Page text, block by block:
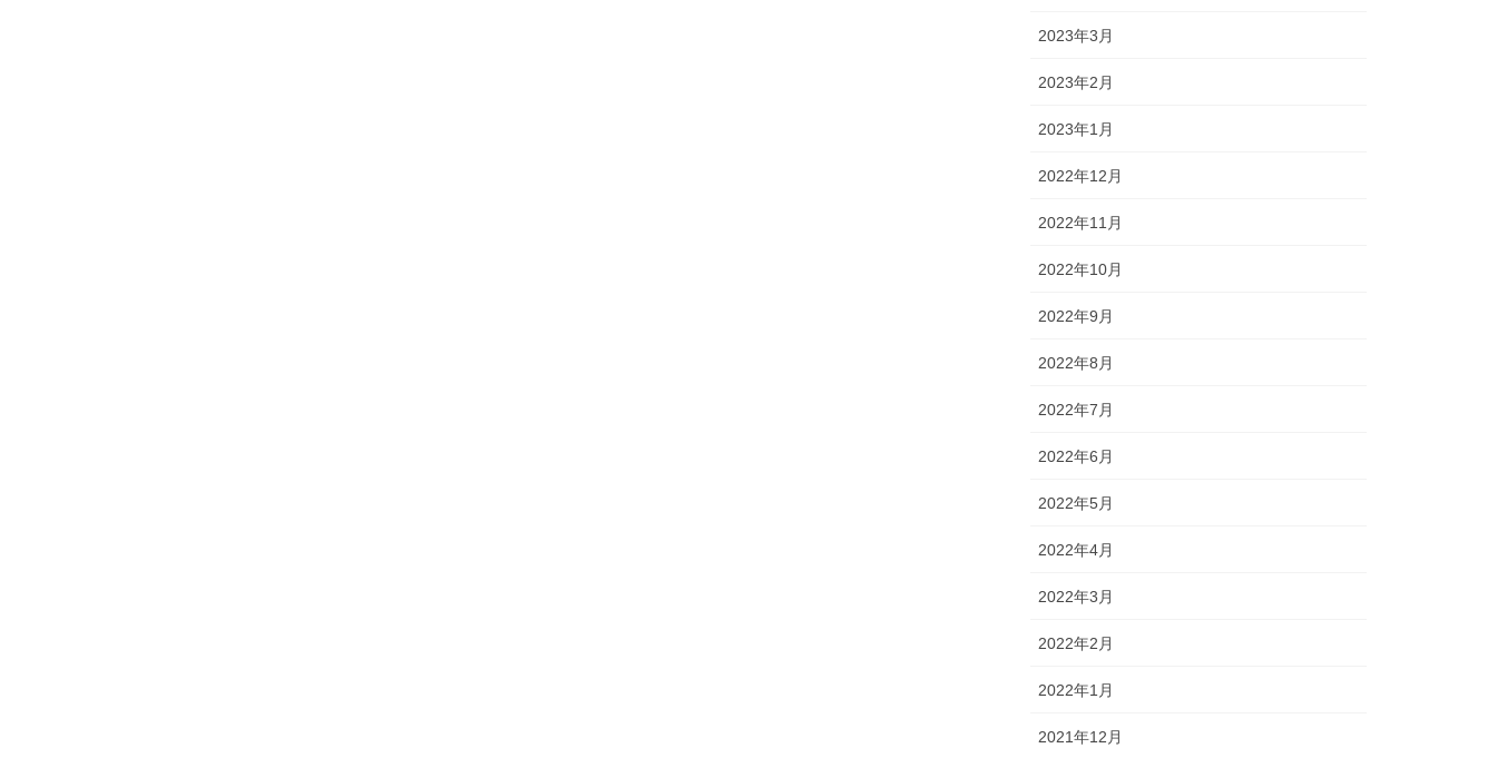
2023年3月
2023年2月
2023年1月
2022年12月
2022年11月
2022年10月
2022年9月
2022年8月
2022年7月
2022年6月
2022年5月
2022年4月
2022年3月
2022年2月
2022年1月
2021年12月